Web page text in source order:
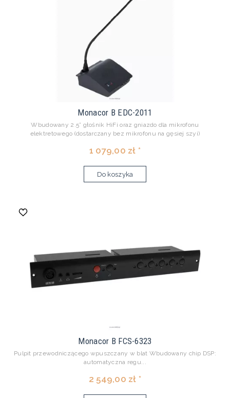
Monacor B EDC-2011
Wbudowany 2.5” głośnik HiFi oraz gniazdo dla mikrofonu
elektretowego (dostarczany bez mikrofonu na gęsiej szyi)
1 079,00 zł *
Do koszyka
Monacor B FCS-6323
Pulpit przewodniczącego wpuszczany w blat Wbudowany chip DSP:
automatyczna regu...
2 549,00 zł *